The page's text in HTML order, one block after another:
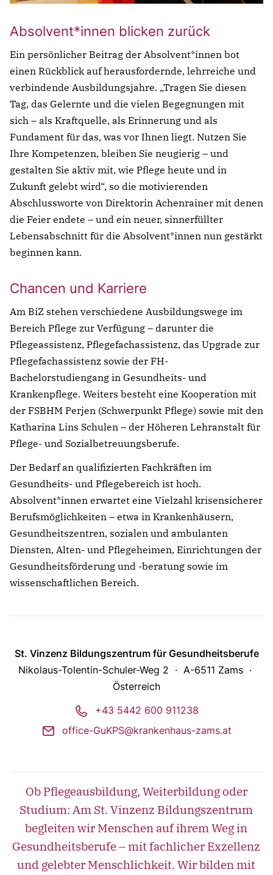
Absolvent*innen blicken zurück
Ein persönlicher Beitrag der Absolvent*innen bot
einen Rückblick auf herausfordernde, lehrreiche und
verbindende Ausbildungsjahre. „Tragen Sie diesen
Tag, das Gelernte und die vielen Begegnungen mit
sich – als Kraftquelle, als Erinnerung und als
Fundament für das, was vor Ihnen liegt. Nutzen Sie
Ihre Kompetenzen, bleiben Sie neugierig – und
gestalten Sie aktiv mit, wie Pflege heute und in
Zukunft gelebt wird“, so die motivierenden
Abschlussworte von Direktorin Achenrainer mit denen
die Feier endete – und ein neuer, sinnerfüllter
Lebensabschnitt für die Absolvent*innen nun gestärkt
beginnen kann.
Chancen und Karriere
Am BiZ stehen verschiedene Ausbildungswege im
Bereich Pflege zur Verfügung – darunter die
Pflegeassistenz, Pflegefachassistenz, das Upgrade zur
Pflegefachassistenz sowie der FH-
Bachelorstudiengang in Gesundheits- und
Krankenpflege. Weiters besteht eine Kooperation mit
der FSBHM Perjen (Schwerpunkt Pflege) sowie mit den
Katharina Lins Schulen – der Höheren Lehranstalt für
Pflege- und Sozialbetreuungsberufe.
Der Bedarf an qualifizierten Fachkräften im
Gesundheits- und Pflegebereich ist hoch.
Absolvent*innen erwartet eine Vielzahl krisensicherer
Berufsmöglichkeiten – etwa in Krankenhäusern,
Gesundheitszentren, sozialen und ambulanten
Diensten, Alten- und Pflegeheimen, Einrichtungen der
Gesundheitsförderung und -beratung sowie im
wissenschaftlichen Bereich.
St. Vinzenz Bildungszentrum für Gesundheitsberufe
Nikolaus-Tolentin-Schuler-Weg 2
A-6511 Zams
Österreich
phone +43 5442 600 911238
mail office-GuKPS@krankenhaus-zams.at
Ob Pflegeausbildung, Weiterbildung oder
Studium: Am St. Vinzenz Bildungszentrum
begleiten wir Menschen auf ihrem Weg in
Gesundheitsberufe – mit fachlicher Exzellenz
und gelebter Menschlichkeit. Wir bilden mit
Lorem ipsum dolor sit amet, consectetur
adipisicing elit, sed do eiusmod tempor incididunt
ut labore et dolore magna aliqua. Ut enim ad
minim veniam, quis nostrud exercitation ullamco
laboris nisi ut aliquip ex ea commodo consequat.